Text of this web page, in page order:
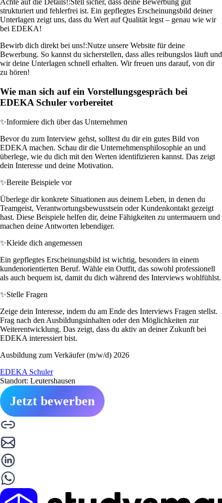
Achte auf die Details!:Stell sicher, dass deine Bewerbung gut
strukturiert und fehlerfrei ist. Ein gepflegtes Erscheinungsbild deiner
Unterlagen zeigt uns, dass du Wert auf Qualität legst – genau wie wir
bei EDEKA!
Bewirb dich direkt bei uns!:Nutze unsere Website für deine
Bewerbung. So kannst du sicherstellen, dass alles reibungslos läuft und
wir deine Unterlagen schnell erhalten. Wir freuen uns darauf, von dir
zu hören!
Wie man sich auf ein Vorstellungsgespräch bei
EDEKA Schuler vorbereitet
✨Informiere dich über das Unternehmen
Bevor du zum Interview gehst, solltest du dir ein gutes Bild von
EDEKA machen. Schau dir die Unternehmensphilosophie an und
überlege, wie du dich mit den Werten identifizieren kannst. Das zeigt
dein Interesse und deine Motivation.
✨Bereite Beispiele vor
Überlege dir konkrete Situationen aus deinem Leben, in denen du
Teamgeist, Verantwortungsbewusstsein oder Kundenkontakt gezeigt
hast. Diese Beispiele helfen dir, deine Fähigkeiten zu untermauern und
machen deine Antworten lebendiger.
✨Kleide dich angemessen
Ein gepflegtes Erscheinungsbild ist wichtig, besonders in einem
kundenorientierten Beruf. Wähle ein Outfit, das sowohl professionell
als auch bequem ist, damit du dich während des Interviews wohlfühlst.
✨Stelle Fragen
Zeige dein Interesse, indem du am Ende des Interviews Fragen stellst.
Frag nach den Ausbildungsinhalten oder den Möglichkeiten zur
Weiterentwicklung. Das zeigt, dass du aktiv an deiner Zukunft bei
EDEKA interessiert bist.
Ausbildung zum Verkäufer (m/w/d) 2026
EDEKA Schuler
Standort: Leutershausen
Jetzt bewerben